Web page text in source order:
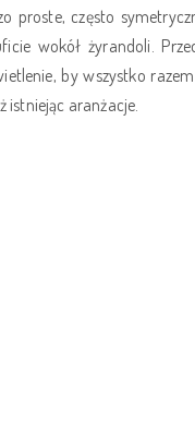
proste, często
wokół żyrandoli.
by wszystko
istniejąc aranżacje.